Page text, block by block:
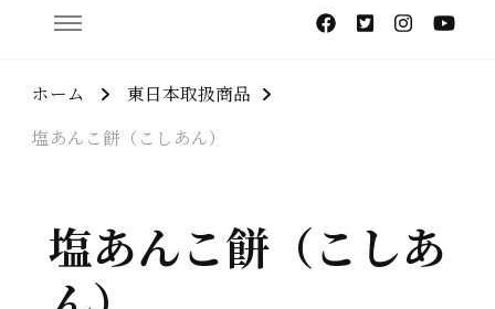
ホーム
東日本取扱商品
塩あんこ餅（こしあん）
塩あんこ餅（こしあ